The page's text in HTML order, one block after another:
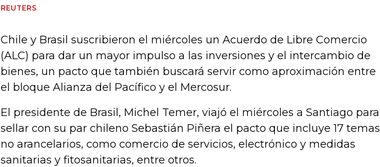
REUTERS
Chile y Brasil suscribieron el miércoles un Acuerdo de Libre Comercio
(ALC) para dar un mayor impulso a las inversiones y el intercambio de
bienes, un pacto que también buscará servir como aproximación entre
el bloque Alianza del Pacífico y el Mercosur.
El presidente de Brasil, Michel Temer, viajó el miércoles a Santiago para
sellar con su par chileno Sebastián Piñera el pacto que incluye 17 temas
no arancelarios, como comercio de servicios, electrónico y medidas
sanitarias y fitosanitarias, entre otros.